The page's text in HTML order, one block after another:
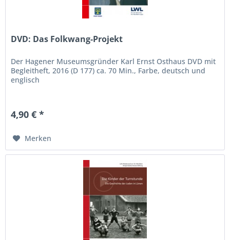
DVD: Das Folkwang-Projekt
Der Hagener Museumsgründer Karl Ernst Osthaus DVD mit
Begleitheft, 2016 (D 177) ca. 70 Min., Farbe, deutsch und
englisch
4,90 € *
Merken